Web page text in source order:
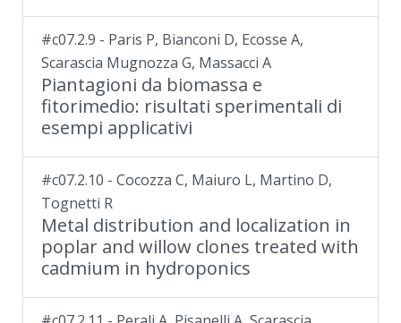
#c07.2.9 - Paris P, Bianconi D, Ecosse A,
Scarascia Mugnozza G, Massacci A
Piantagioni da biomassa e
fitorimedio: risultati sperimentali di
esempi applicativi
#c07.2.10 - Cocozza C, Maiuro L, Martino D,
Tognetti R
Metal distribution and localization in
poplar and willow clones treated with
cadmium in hydroponics